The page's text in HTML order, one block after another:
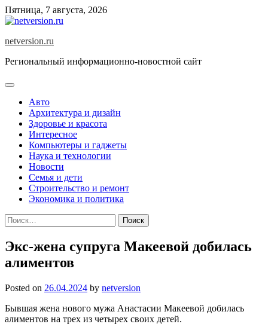
Skip
to
Пятница, 7 августа, 2026
netversion.ru
Региональный информационно-новостной сайт
Авто
Архитектура и дизайн
Здоровье и красота
Интересное
Компьютеры и гаджеты
Наука и технологии
Новости
Семья и дети
Строительство и ремонт
Экономика и политика
Найти:
Экс-жена супруга Макеевой добилась
алиментов
Posted on 26.04.2024 by netversion
Бывшая жена нового мужа Анастасии Макеевой добилась
алиментов на трех из четырех своих детей.